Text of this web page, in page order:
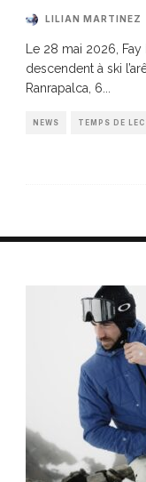
LILIAN MARTINEZ
Le 28 mai 2026,
descendent à ski
Ranrapalca, 6
NEWS TEMPS DE